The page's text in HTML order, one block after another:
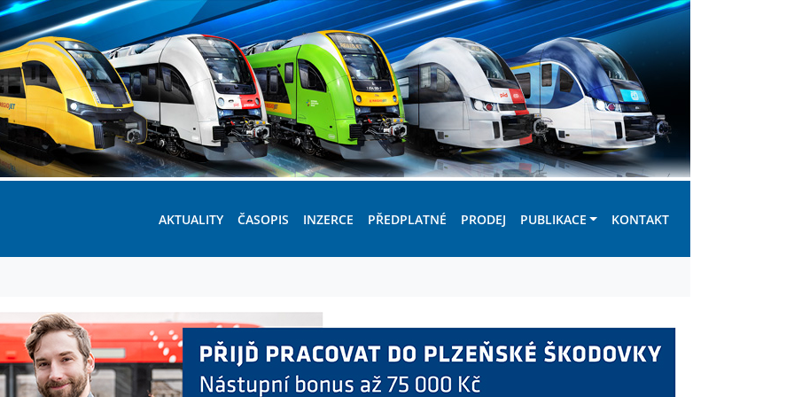
AKTUALITY ČASOPIS INZERCE PŘEDPLATNÉ PRODEJ PUBLIKACE KONTAKT